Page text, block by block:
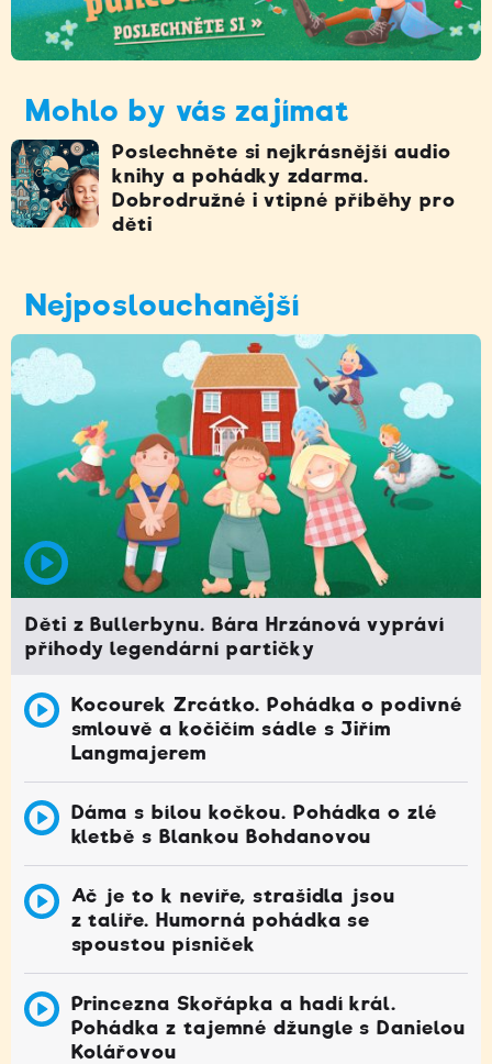
Mohlo by vás zajímat
Poslechněte si nejkrásnější audio
knihy a pohádky zdarma.
Dobrodružné i vtipné příběhy pro
děti
Nejposlouchanější
Děti z Bullerbynu. Bára Hrzánová vypráví
příhody legendární partičky
Kocourek Zrcátko. Pohádka o podivné
smlouvě a kočičím sádle s Jiřím
Langmajerem
Dáma s bílou kočkou. Pohádka o zlé
kletbě s Blankou Bohdanovou
Ač je to k nevíře, strašidla jsou
z talíře. Humorná pohádka se
spoustou písniček
Princezna Skořápka a hadí král.
Pohádka z tajemné džungle s Danielou
Kolářovou